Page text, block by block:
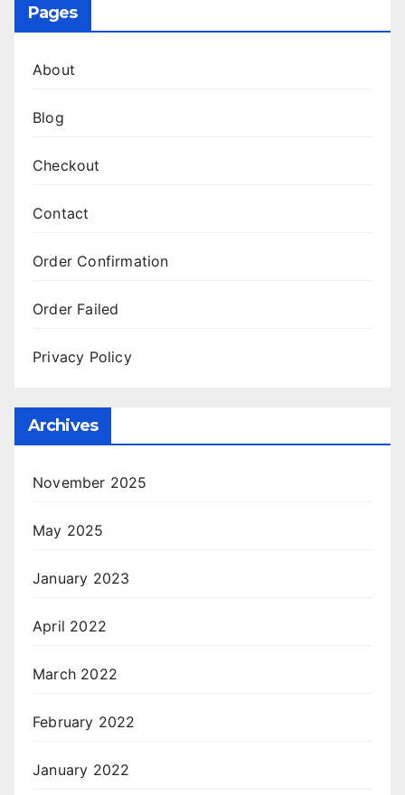
Pages
About
Blog
Checkout
Contact
Order Confirmation
Order Failed
Privacy Policy
Archives
November 2025
May 2025
January 2023
April 2022
March 2022
February 2022
January 2022